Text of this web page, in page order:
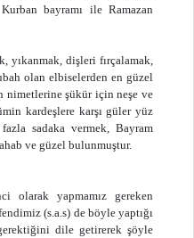
bayramı ile Ramazan
yıkanmak, dişleri fırçalamak,
olan elbiselerden en güzel
nimetlerine şükür için neşe ve
kardeşlere karşı güler yüz
sadaka vermek, Bayram
ve güzel bulunmuştur.
olarak yapmamız gereken
(s.a.s) de böyle yaptığı
dile getirerek şöyle